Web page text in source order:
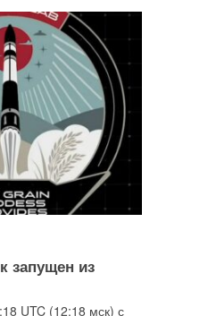
запущен из
UTC (12:18 мск) с